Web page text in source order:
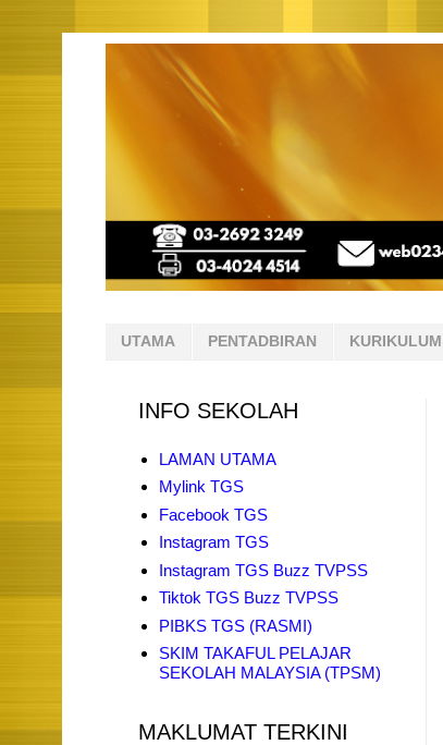
UTAMA PENTADBIRAN KURIKULUM
INFO SEKOLAH
LAMAN UTAMA
Mylink TGS
Facebook TGS
Instagram TGS
Instagram TGS Buzz TVPSS
Tiktok TGS Buzz TVPSS
PIBKS TGS (RASMI)
SKIM TAKAFUL PELAJAR
SEKOLAH MALAYSIA (TPSM)
MAKLUMAT TERKINI